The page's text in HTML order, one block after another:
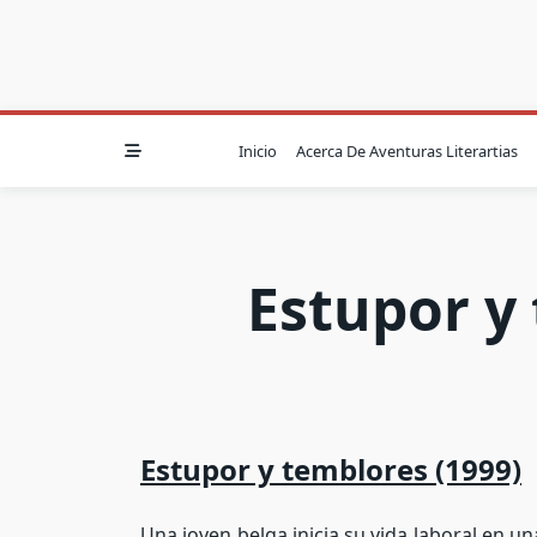
Inicio Acerca De Aventuras Literartias
Estupor
Estupor y temblores (1999)